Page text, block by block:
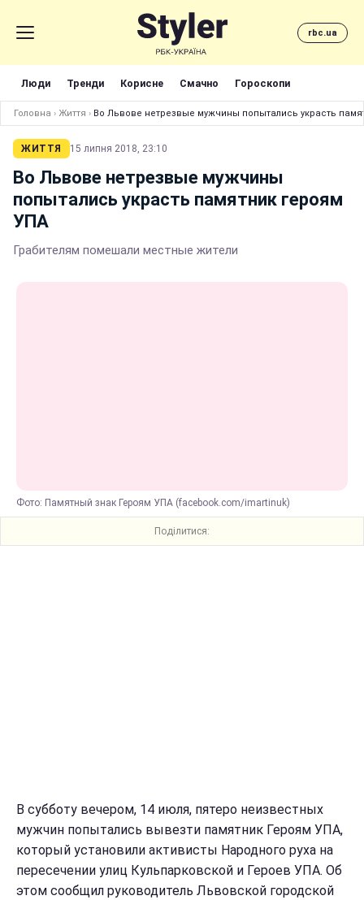
rbc.ua
Люди Тренди Корисне Смачно Гороскопи
Головна › Життя › Во Львове нетрезвые мужчины попытались украсть
ЖИТТЯ 15 липня 2018, 23:10
Во Львове нетрезвые мужчины
попытались украсть памятник героям
УПА
Грабителям помешали местные жители
Фото: Памятный знак Героям УПА (facebook.com/imartinuk)
Поділитися:
В субботу вечером, 14 июля, пятеро неизвестных
мужчин попытались вывезти памятник Героям УПА,
который установили активисты Народного руха на
пересечении улиц Кульпарковской и Героев УПА. Об
этом сообщил руководитель Львовской городской